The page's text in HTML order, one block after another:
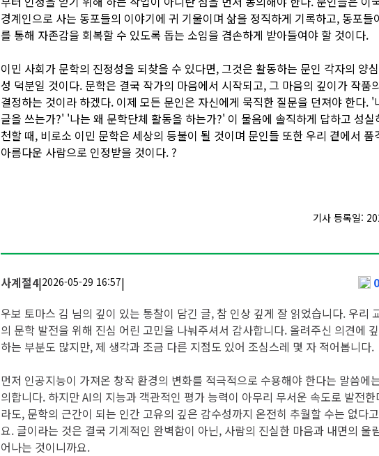
경계인으로 사는 동포들의 이야기에 귀 기울이며 삶을 정직하게 기록하고, 동포들
를 통해 자존감을 회복할 수 있도록 돕는 소임을 겸손하게 받아들여야 할 것이다.
이민 사회가 문학의 진정성을 되찾을 수 있다면, 그것은 활동하는 문인 각자의 양
성 덕분일 것이다. 문학은 결국 작가의 마음에서 시작되고, 그 마음의 깊이가 작품
결정하는 것이라 하겠다. 이제 모든 문인은 자신에게 묵직한 질문을 던져야 한다. '
글을 쓰는가?' '나는 왜 문학단체 활동을 하는가?' 이 물음에 솔직하게 답하고 성실
천할 때, 비로소 이민 문학은 세상의 등불이 될 것이며 문인들 또한 우리 곁에서 품
아름다운 사람으로 인정받을 것이다. ?
기사 등록일:
사계절4|2026-05-29 16:57| 0
우보 토마스 김 님의 깊이 있는 통찰이 담긴 글, 참 인상 깊게 잘 읽었습니다. 우리
의 문학 발전을 위해 진심 어린 고민을 나눠주셔서 감사합니다. 올려주신 의견에
하는 부분도 많지만, 제 생각과 조금 다른 지점도 있어 조심스레 몇 자 적어봅니다.
먼저 인공지능이 가져온 창작 환경의 변화를 적극적으로 수용해야 한다는 말씀에
의합니다. 하지만 AI의 지능과 객관적인 평가 능력이 아무리 무서운 속도로 발전한
라도, 문학의 근간이 되는 인간 고유의 깊은 감수성까지 온전히 추월할 수는 없다
요. 글이라는 것은 결국 기계적인 완벽함이 아닌, 사람의 진실한 마음과 내면의 울
어나는 것이니까요.